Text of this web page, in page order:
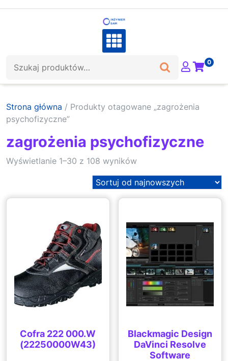
0
Strona główna / Produkty otagowane „zagrożenia
psychofizyczne”
zagrożenia psychofizyczne
Wyświetlanie 1–30 z 108 wynikówSorted
latest
Cofra 222 000.W
(22250000W43)
Blackmagic Design
DaVinci Resolve
Software